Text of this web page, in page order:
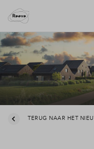
TERUG NAAR HET